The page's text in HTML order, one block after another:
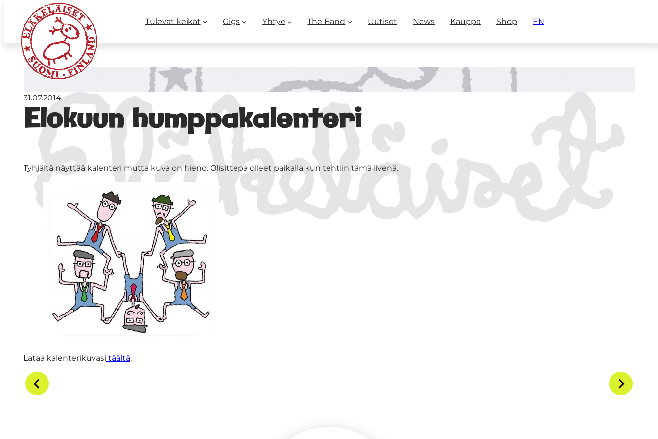
Tulevat keikat Gigs Yhtye The Band Uutiset News Kauppa Shop EN
Elokuun humppakalenteri
31.07.2014
Tyhjältä näyttää kalenteri mutta kuva on hieno. Olisittepa olleet paikalla kun tehtiin tämä livenä.
Lataa kalenterikuvasi täältä.